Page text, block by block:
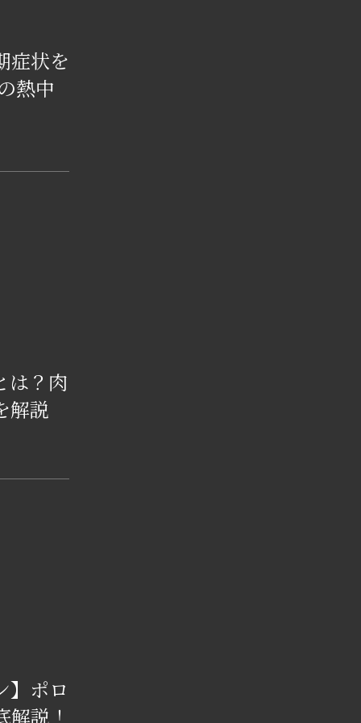
症状を
熱中
は？肉
解説
】ポロ
説！